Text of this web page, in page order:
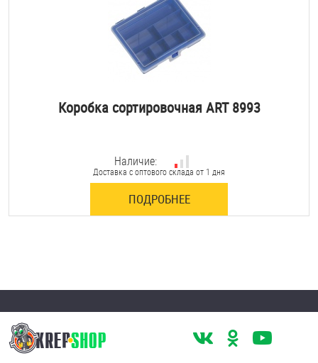
Коробка сортировочная ART 8993
Наличие:
Доставка с оптового склада от 1 дня
ПОДРОБНЕЕ